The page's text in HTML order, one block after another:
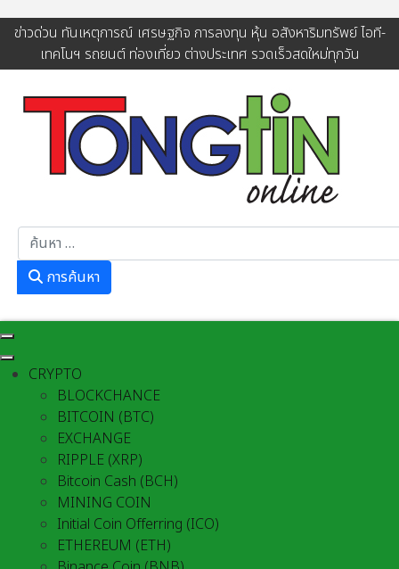
ข่าวด่วน ทันเหตุการณ์ เศรษฐกิจ การลงทุน หุ้น อสังหาริมทรัพย์ ไอที-
เทคโนฯ รถยนต์ ท่องเที่ยว ต่างประเทศ รวดเร็วสดใหม่ทุกวัน
การค้นหา
CRYPTO
BLOCKCHANCE
BITCOIN (BTC)
EXCHANGE
RIPPLE (XRP)
Bitcoin Cash (BCH)
MINING COIN
Initial Coin Offerring (ICO)
ETHEREUM (ETH)